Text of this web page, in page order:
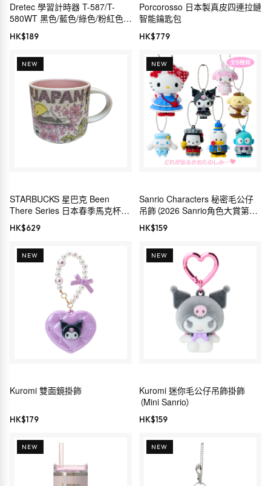
Dretec 學習計時器 T-587/T-
580WT 黑色/藍色/綠色/粉紅色/
紫色/白色
HK$189
Porcorosso 日本製真皮四連拉鏈
智能鑰匙包
HK$779
NEW
STARBUCKS 星巴克 Been
There Series 日本春季馬克杯
414ml 櫻花 粉紅
HK$629
NEW
Sanrio Characters 秘密毛公仔
吊飾（2026 Sanrio角色大賞第4
彈 Sanrio服裝系列）
HK$159
NEW
Kuromi 雙面鏡掛飾
HK$179
NEW
Kuromi 迷你毛公仔吊飾掛飾
（Mini Sanrio）
HK$159
NEW NEW